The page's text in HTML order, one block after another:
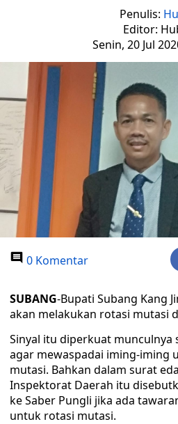
Penulis:
Editor:
Senin, 20 Jul
0 Komentar
SUBANG-Bupati Subang Kang
akan melakukan rotasi mutasi
Sinyal itu diperkuat munculnya
agar mewaspadai iming-iming
mutasi. Bahkan dalam surat
Inspektorat Daerah itu
ke Saber Pungli jika ada
untuk rotasi mutasi.